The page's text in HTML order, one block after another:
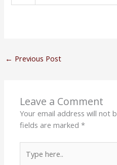
← Previous Post
Leave a Comment
Your email address will not
fields are marked*
here..